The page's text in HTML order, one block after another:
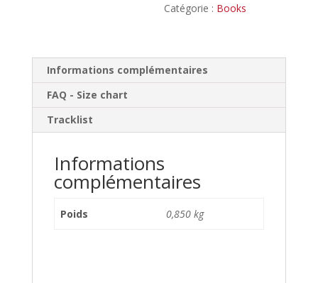
Catégorie : Books
Informations complémentaires
FAQ - Size chart
Tracklist
Informations
complémentaires
Poids 0,850 kg